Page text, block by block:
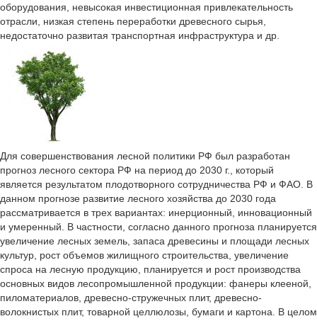
оборудования, невысокая инвестиционная привлекательность
отрасли, низкая степень переработки древесного сырья,
недостаточно развитая транспортная инфраструктура и др.
Для совершенствования лесной политики РФ был разработан
прогноз лесного сектора РФ на период до 2030 г., который
является результатом плодотворного сотрудничества РФ и ФАО. В
данном прогнозе развитие лесного хозяйства до 2030 года
рассматривается в трех вариантах: инерционный, инновационный
и умеренный. В частности, согласно данного прогноза планируется
увеличение лесных земель, запаса древесины и площади лесных
культур, рост объемов жилищного строительства, увеличение
спроса на лесную продукцию, планируется и рост производства
основных видов лесопромышленной продукции: фанеры клееной,
пиломатериалов, древесно-стружечных плит, древесно-
волокнистых плит, товарной целлюлозы, бумаги и картона. В целом